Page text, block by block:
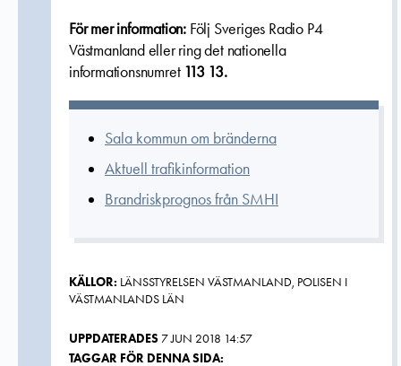
För mer information: Följ Sveriges Radio P4
Västmanland eller ring det nationella
informationsnumret 113 13.
Sala kommun om bränderna
Aktuell trafikinformation
Brandriskprognos från SMHI
KÄLLOR: LÄNSSTYRELSEN VÄSTMANLAND, POLISEN I
VÄSTMANLANDS LÄN
UPPDATERADES 7 JUN 2018 14:57
TAGGAR FÖR DENNA SIDA: